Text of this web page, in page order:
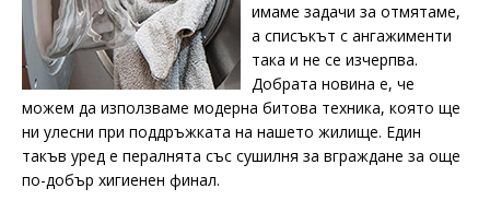
имаме задачи за отмятаме,
а списъкът с ангажименти
така и не се изчерпва.
Добрата новина е, че
можем да използваме модерна битова техника, която ще
ни улесни при поддръжката на нашето жилище. Един
такъв уред е пералнята със сушилня за вграждане за още
по-добър хигиенен финал.